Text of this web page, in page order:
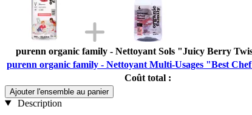
purenn organic family - Nettoyant Sols "Juicy Berry
purenn organic family - Nettoyant Multi-Usages "Best
Coût total :
Ajouter l'ensemble au panier
Description